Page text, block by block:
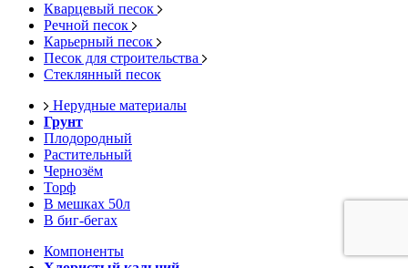
Кварцевый песок
Речной песок
Карьерный песок
Песок для строительства
Стеклянный песок
Нерудные материалы
Грунт
Плодородный
Растительный
Чернозём
Торф
В мешках 50л
В биг-бегах
Компоненты